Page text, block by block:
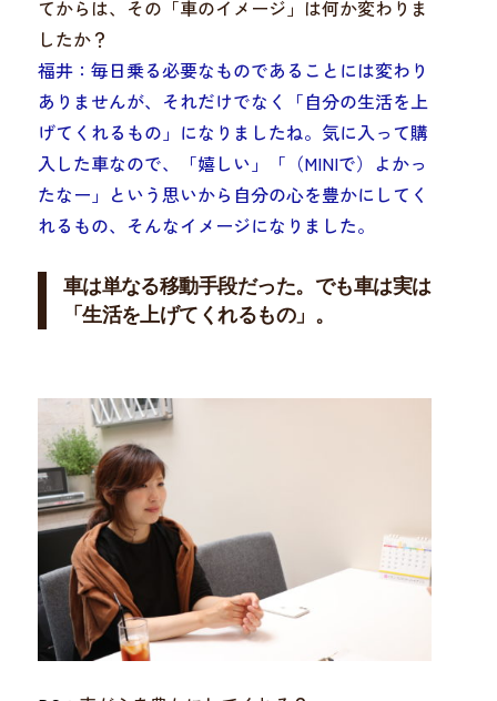
てからは、その「車のイメージ」は何か変わりま
したか？
福井：毎日乗る必要なものであることには変わり
ありませんが、それだけでなく
「自分の生活を上
げてくれるもの」 になりましたね。 気に入って購
入した車なので、「嬉しい」「（MINIで）よかっ
たなー」という思いから自分の心を豊かに してく
れるもの、そんなイメージになりました。
車は単なる移動手段だった。でも車は実は
「生活を上げてくれるもの」。